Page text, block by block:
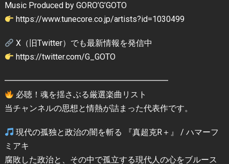
Music Produced by GORO’G’GOTO
https://www.tunecore.co.jp/artists?id=1030499
X（旧Twitter）でも最新情報を発信中
https://twitter.com/G_GOTO
━━━━━━━━━━━━━━━━━━━━
必聴！魂を揺さぶる厳選楽曲リスト
当チャンネルの思想と情熱が詰まった代表作です。
現代の孤独と政治の闇を斬る 『真超克R＋』 / ハマーフ
ミアキ
腐敗した政治と、その中で孤立する現代人の心をブルース